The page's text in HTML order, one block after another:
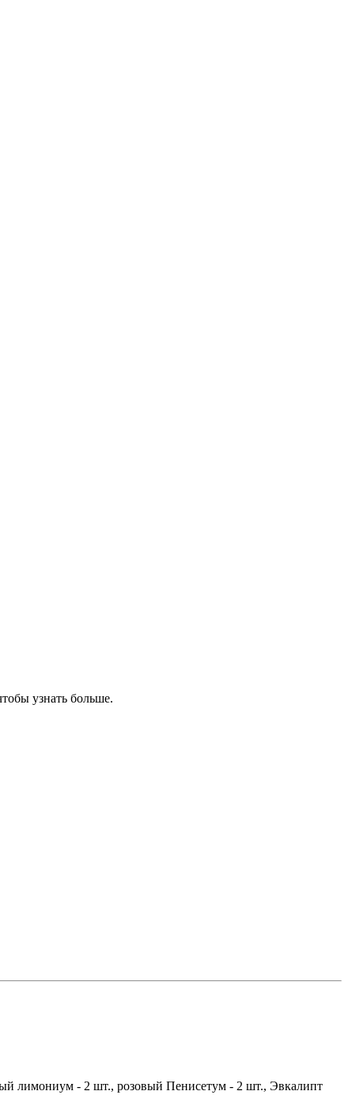
узнать больше.
лимониум - 2 шт., розовый Пенисетум - 2 шт., Эвкалипт